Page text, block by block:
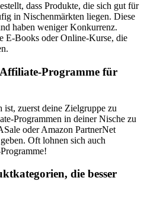
dass Produkte, ⁤die sich gut ‍für
in Nischenmärkten ⁤liegen.​ Diese
haben weniger⁣ Konkurrenz.
E-Books oder Online-Kurse, die
Programme für
ist, zuerst deine Zielgruppe‌ zu
Programmen ⁢in⁢ deiner Nische zu
oder Amazon PartnerNet
Oft lohnen sich auch
die besser